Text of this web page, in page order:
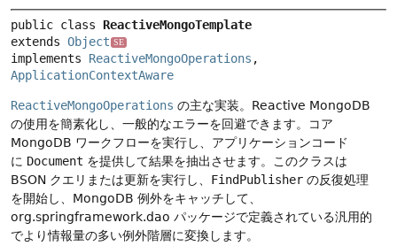
public class ReactiveMongoTemplate
extends Object SE
implements ReactiveMongoOperations
ApplicationContextAware
ReactiveMongoOperations の主な実装。Reactive MongoDB
の使用を簡素化し、一般的なエラーを回避できます。コア
MongoDB ワークフローを実行し、アプリケーションコード
に Document を提供して結果を抽出させます。このクラスは
BSON クエリまたは更新を実行し、 FindPublisher の反復処理
を開始し、MongoDB 例外をキャッチして、
org.springframework.dao パッケージで定義されている汎用的
でより情報量の多い例外階層に変換します。